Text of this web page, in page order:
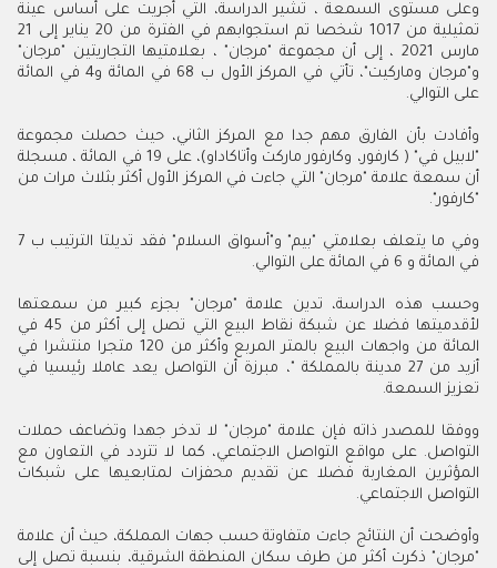
وعلى مستوى السمعة ، تشير الدراسة، التي أجريت على أساس عينة
تمثيلية من 1017 شخصا تم استجوابهم في الفترة من 20 يناير إلى 21
مارس 2021 ، إلى أن مجموعة "مرجان" ، بعلامتيها التجاريتين "مرجان"
و"مرجان وماركيت"، تأتي في المركز الأول ب 68 في المائة و4 في المائة
على التوالي.
وأفادت بأن الفارق مهم جدا مع المركز الثاني، حيث حصلت مجموعة
"لابيل في" ( كارفور، وكارفور ماركت وأتاكاداو)، على 19 في المائة ، مسجلة
أن سمعة علامة "مرجان" التي جاءت في المركز الأول أكثر بثلاث مرات من
"كارفور".
وفي ما يتعلف بعلامتي "بيم" و"أسواق السلام" فقد تديلتا الترتيب ب 7
في المائة و 6 في المائة على التوالي.
وحسب هذه الدراسة، تدين علامة "مرجان" بجزء كبير من سمعتها
لأقدميتها فضلا عن شبكة نقاط البيع التي تصل إلى أكثر من 45 في
المائة من واجهات البيع بالمتر المربع وأكثر من 120 متجرا منتشرا في
أزيد من 27 مدينة بالمملكة "، مبرزة أن التواصل يعد عاملا رئيسيا في
تعزيز السمعة.
ووفقا للمصدر ذاته فإن علامة "مرجان" لا تدخر جهدا وتضاعف حملات
التواصل. على مواقع التواصل الاجتماعي، كما لا تتردد في التعاون مع
المؤثرين المغاربة فضلا عن تقديم محفزات لمتابعيها على شبكات
التواصل الاجتماعي.
وأوضحت أن النتائج جاءت متفاوتة حسب جهات المملكة، حيث أن علامة
"مرجان" ذكرت أكثر من طرف سكان المنطقة الشرقية، بنسبة تصل إلى